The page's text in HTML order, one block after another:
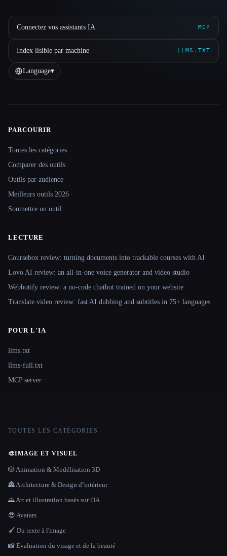
Connectez vos assistants IA MCP
Index lisible par machine LLMS.TXT
Language▾
Site navigation
PARCOURIR
Toutes les catégories
Comparer des outils
Outils par audience
Meilleurs outils 2026
Soumettre un outil
LECTURE
Coursebox review: turning documents into trackable courses with AI
Lovo AI review: an all-in-one voice generator and video studio
Webbotify review: a no-code chatbot trained on your website
Translate.video review: fast AI dubbing and subtitles in 75+ languages
POUR L'IA
llms.txt
llms-full.txt
MCP server
TOUTES LES CATÉGORIES
🎨IMAGE ET VISUEL
🎲 Animation & Modélisation 3D
🏯 Architecture & Design d''intérieur
🌄 Art et illustration basés sur l'IA
😎 Avatars
🖌️ Du texte à l'image
📸 Évaluation du visage et de la beauté